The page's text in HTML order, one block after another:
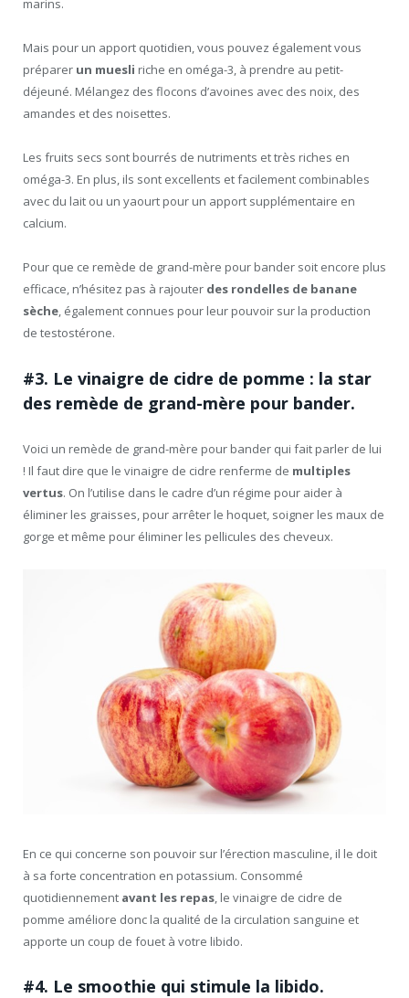
marins.
Mais pour un apport quotidien, vous pouvez également vous
préparer un muesli riche en oméga-3, à prendre au petit-
déjeuné. Mélangez des flocons d’avoines avec des noix, des
amandes et des noisettes.
Les fruits secs sont bourrés de nutriments et très riches en
oméga-3. En plus, ils sont excellents et facilement combinables
avec du lait ou un yaourt pour un apport supplémentaire en
calcium.
Pour que ce remède de grand-mère pour bander soit encore plus
efficace, n’hésitez pas à rajouter des rondelles de banane
sèche, également connues pour leur pouvoir sur la production
de testostérone.
#3. Le vinaigre de cidre de pomme : la star
des remède de grand-mère pour bander.
Voici un remède de grand-mère pour bander qui fait parler de lui
! Il faut dire que le vinaigre de cidre renferme de multiples
vertus. On l’utilise dans le cadre d’un régime pour aider à
éliminer les graisses, pour arrêter le hoquet, soigner les maux de
gorge et même pour éliminer les pellicules des cheveux.
En ce qui concerne son pouvoir sur l’érection masculine, il le doit
à sa forte concentration en potassium. Consommé
quotidiennement avant les repas, le vinaigre de cidre de
pomme améliore donc la qualité de la circulation sanguine et
apporte un coup de fouet à votre libido.
#4. Le smoothie qui stimule la libido.